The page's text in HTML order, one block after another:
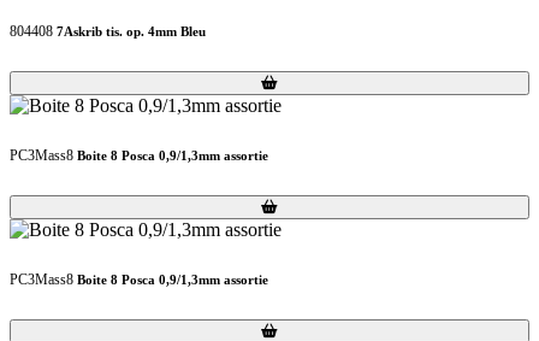
804408 7Askrib tis. op. 4mm Bleu
Loading...
Loading...
PC3Mass8 Boite 8 Posca 0,9/1,3mm assortie
Loading...
Loading...
PC3Mass8 Boite 8 Posca 0,9/1,3mm assortie
Loading...
Loading...